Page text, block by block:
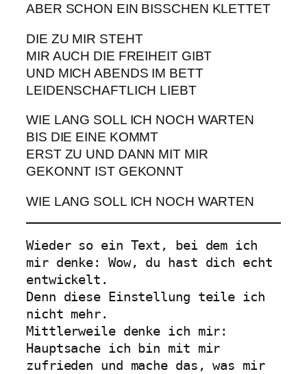
ABER SCHON EIN BISSCHEN KLETTET
DIE ZU MIR STEHT
MIR AUCH DIE FREIHEIT GIBT
UND MICH ABENDS IM BETT
LEIDENSCHAFTLICH LIEBT
WIE LANG SOLL ICH NOCH WARTEN
BIS DIE EINE KOMMT
ERST ZU UND DANN MIT MIR
GEKONNT IST GEKONNT
WIE LANG SOLL ICH NOCH WARTEN
Wieder so ein Text, bei dem ich
mir denke: Wow, du hast dich echt
entwickelt.
Denn diese Einstellung teile ich
nicht mehr.
Mittlerweile denke ich mir:
Hauptsache ich bin mit mir
zufrieden und mache das, was mir